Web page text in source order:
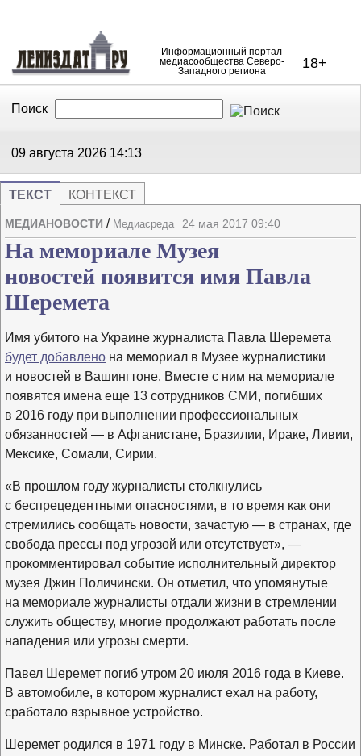
Информационный портал
медиасообщества Северо-
Западного региона
18+
Поиск
09 августа 2026 14:13
ТЕКСТ КОНТЕКСТ
МЕДИАНОВОСТИ / Медиасреда 24 мая 2017 09:40
На мемориале Музея
новостей появится имя Павла
Шеремета
Имя убитого на Украине журналиста Павла Шеремета
будет добавлено на мемориал в Музее журналистики
и новостей в Вашингтоне. Вместе с ним на мемориале
появятся имена еще 13 сотрудников СМИ, погибших
в 2016 году при выполнении профессиональных
обязанностей — в Афганистане, Бразилии, Ираке, Ливии,
Мексике, Сомали, Сирии.
«В прошлом году журналисты столкнулись
с беспрецедентными опасностями, в то время как они
стремились сообщать новости, зачастую — в странах, где
свобода прессы под угрозой или отсутствует», —
прокомментировал событие исполнительный директор
музея Джин Поличински. Он отметил, что упомянутые
на мемориале журналисты отдали жизни в стремлении
служить обществу, многие продолжают работать после
нападения или угрозы смерти.
Павел Шеремет погиб утром 20 июля 2016 года в Киеве.
В автомобиле, в котором журналист ехал на работу,
сработало взрывное устройство.
Шеремет родился в 1971 году в Минске. Работал в России